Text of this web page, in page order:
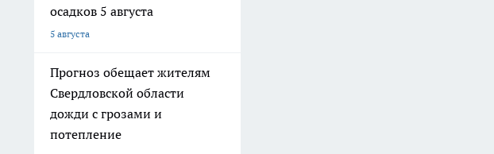
осадков 5 августа
5 августа
Прогноз обещает жителям
Свердловской области
дожди с грозами и
потепление